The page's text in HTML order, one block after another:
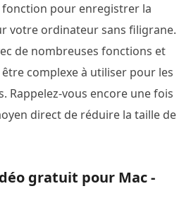
fonction pour enregistrer la
votre ordinateur sans filigrane.
de nombreuses fonctions et
complexe à utiliser pour les
Rappelez-vous encore une fois
direct de réduire la taille de
gratuit pour Mac -